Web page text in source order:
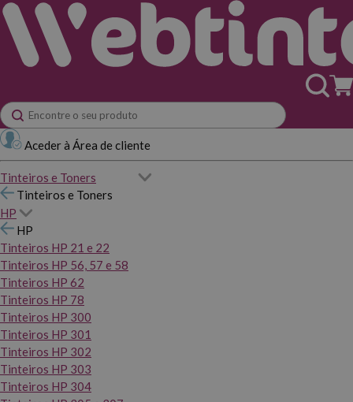
Aceder à Área de cliente
Tinteiros e Toners
Tinteiros e Toners
HP
HP
Tinteiros HP 21 e 22
Tinteiros HP 56, 57 e 58
Tinteiros HP 62
Tinteiros HP 78
Tinteiros HP 300
Tinteiros HP 301
Tinteiros HP 302
Tinteiros HP 303
Tinteiros HP 304